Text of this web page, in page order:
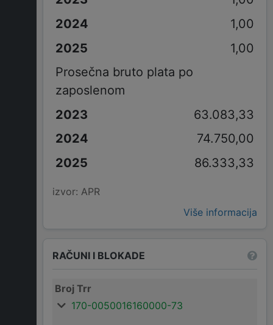
1,00
1,00
Prosečna bruto plata po
zaposlenom
63.083,33
74.750,00
86.333,33
izvor: APR
Više informacija
RAČUNI I BLOKADE
Broj Trr
170-0050016160000-73